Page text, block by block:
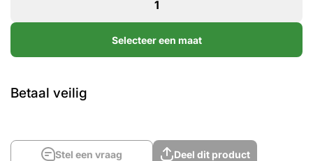
Selecteer een maat
Betaal veilig
Stel een vraag Deel dit product